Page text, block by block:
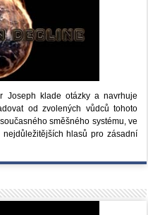
klade otázky a navrhuje
od zvolených vůdců tohoto
směšného systému, ve
hlasů pro zásadní